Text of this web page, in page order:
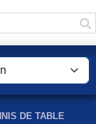
DE TABLE